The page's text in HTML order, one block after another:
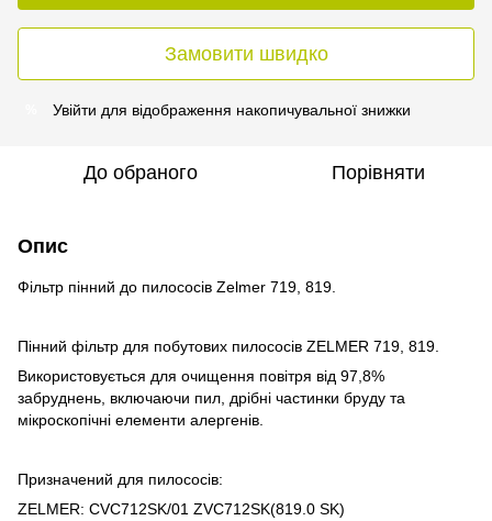
Замовити швидко
Увійти для відображення накопичувальної знижки
До обраного Порівняти
Опис
Фільтр пінний до пилососів Zelmer 719, 819.
Пінний фільтр для побутових пилососів ZELMER 719, 819.
Використовується для очищення повітря від 97,8%
забруднень, включаючи пил, дрібні частинки бруду та
мікроскопічні елементи алергенів.
Призначений для пилососів:
ZELMER: CVC712SK/01 ZVC712SK(819.0 SK)